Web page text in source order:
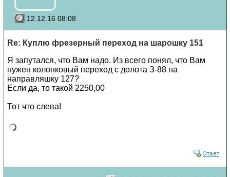
12.12.16 08:08
Re: Куплю фрезерный переход на шарошку 151
Я запутался, что Вам надо. Из всего понял, что Вам
нужен колонковый переход с долота З-88 на
направляшку 127?
Если да, то такой 2250,00
Тот что слева!